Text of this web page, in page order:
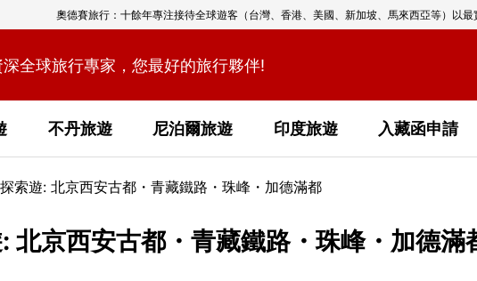
奧德賽旅行：十餘年專注接待全球遊客（台灣、香港、美國、新加坡、馬來西亞等）以
深全球旅行專家，您最好的旅行夥伴!
不丹旅遊 尼泊爾旅遊 印度旅遊 入藏函申請
索遊: 北京西安古都・青藏鐵路・珠峰・加德滿都
北京西安古都・青藏鐵路・珠峰・加德滿